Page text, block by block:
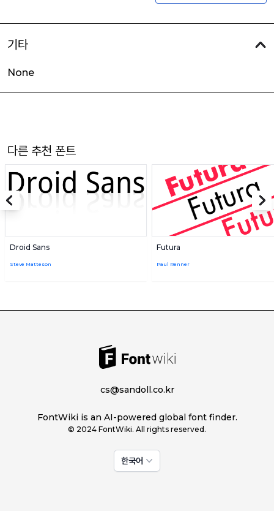
기타
None
다른 추천 폰트
Droid Sans
Steve Matteson
Futura
Paul Renner
cs@sandoll.co.kr
FontWiki is an AI-powered global font finder.
© 2024 FontWiki. All rights reserved.
한국어